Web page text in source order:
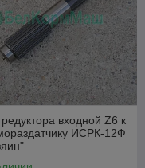
входной Z6 к
ИСРК-12Ф